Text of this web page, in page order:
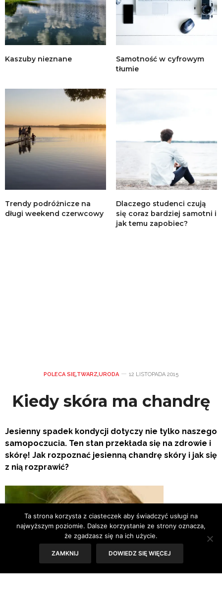
Kaszuby nieznane
Samotność w cyfrowym
tłumie
Trendy podróżnicze na
długi weekend czerwcowy
Dlaczego studenci czują
się coraz bardziej samotni i
jak temu zapobiec?
POLECA SIĘ,TWARZ,URODA 12 LISTOPADA 2015
Kiedy skóra ma chandrę
Jesienny spadek kondycji dotyczy nie tylko naszego
samopoczucia. Ten stan przekłada się na zdrowie i
skórę! Jak rozpoznać jesienną chandrę skóry i jak się
z nią rozprawić?
Ta strona korzysta z ciasteczek aby świadczyć usługi na
najwyższym poziomie. Dalsze korzystanie ze strony oznacza,
że zgadzasz się na ich użycie.
ZAMKNIJ DOWIEDZ SIĘ WIĘCEJ